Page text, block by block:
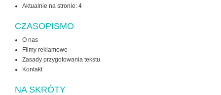
Aktualnie na stronie: 4
CZASOPISMO
O nas
Filmy reklamowe
Zasady przygotowania tekstu
Kontakt
NA SKRÓTY